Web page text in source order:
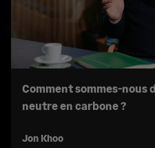
Comment sommes-nous
neutre en carbone ?
Jon Khoo